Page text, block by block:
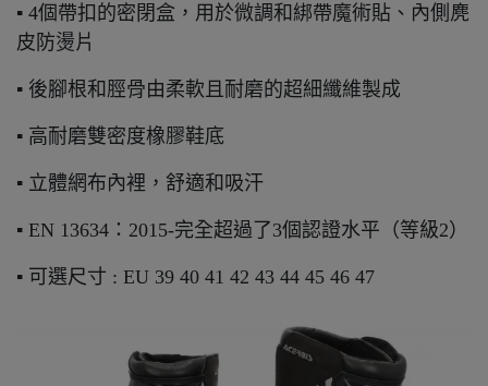
▪ 4個帶扣的密閉盒，用於微調和綁帶魔術貼、內側麂
皮防燙片
▪ 後腳根和脛骨由柔軟且耐磨的超細纖維製成
▪ 高耐磨雙密度橡膠鞋底
▪ 立體網布內裡，舒適和吸汗
▪ EN 13634：2015-完全超過了3個認證水平（等級2）
▪ 可選尺寸 : EU 39 40 41 42 43 44 45 46 47